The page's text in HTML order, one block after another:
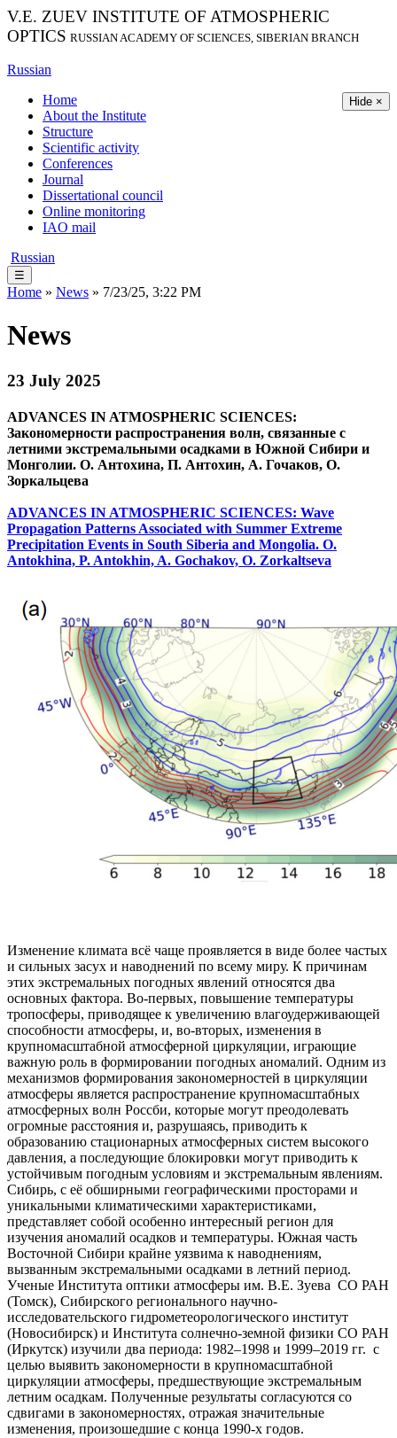
V.E. ZUEV INSTITUTE OF ATMOSPHERIC
OPTICS RUSSIAN ACADEMY OF SCIENCES, SIBERIAN BRANCH
Russian
Hide ×
Home
About the Institute
Structure
Scientific activity
Conferences
Journal
Dissertational council
Online monitoring
IAO mail
Russian
☰
Home » News » 7/23/25, 3:22 PM
News
23 July 2025
ADVANCES IN ATMOSPHERIC SCIENCES:
Закономерности распространения волн, связанные с
летними экстремальными осадками в Южной Сибири и
Монголии. О. Антохина, П. Антохин, А. Гочаков, О.
Зоркальцева
ADVANCES IN ATMOSPHERIC SCIENCES: Wave
Propagation Patterns Associated with Summer Extreme
Precipitation Events in South Siberia and Mongolia. O.
Antokhina, P. Antokhin, A. Gochakov, O. Zorkaltseva
Изменение климата всё чаще проявляется в виде более частых
и сильных засух и наводнений по всему миру. К причинам
этих экстремальных погодных явлений относятся два
основных фактора. Во-первых, повышение температуры
тропосферы, приводящее к увеличению влагоудерживающей
способности атмосферы, и, во-вторых, изменения в
крупномасштабной атмосферной циркуляции, играющие
важную роль в формировании погодных аномалий. Одним из
механизмов формирования закономерностей в циркуляции
атмосферы является распространение крупномасштабных
атмосферных волн Россби, которые могут преодолевать
огромные расстояния и, разрушаясь, приводить к
образованию стационарных атмосферных систем высокого
давления, а последующие блокировки могут приводить к
устойчивым погодным условиям и экстремальным явлениям.
Сибирь, с её обширными географическими просторами и
уникальными климатическими характеристиками,
представляет собой особенно интересный регион для
изучения аномалий осадков и температуры. Южная часть
Восточной Сибири крайне уязвима к наводнениям,
вызванным экстремальными осадками в летний период.
Ученые Института оптики атмосферы им. В.Е. Зуева СО РАН
(Томск), Сибирского регионального научно-
исследовательского гидрометеорологического институт
(Новосибирск) и Института солнечно-земной физики СО РАН
(Иркутск) изучили два периода: 1982–1998 и 1999–2019 гг. с
целью выявить закономерности в крупномасштабной
циркуляции атмосферы, предшествующие экстремальным
летним осадкам. Полученные результаты согласуются со
сдвигами в закономерностях, отражая значительные
изменения, произошедшие с конца 1990-х годов.